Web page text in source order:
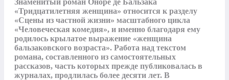
Знаменитый роман Оноре де Бальзака
«Тридцатилетняя женщина» относится к разделу
«Сцены из частной жизни» масштабного цикла
«Человеческая комедия», и именно благодаря ему
родилось крылатое выражение «женщина
бальзаковского возраста». Работа над текстом
романа, составленного из самостоятельных
рассказов, часть которых прежде публиковалась в
журналах, продлилась более десяти лет. В